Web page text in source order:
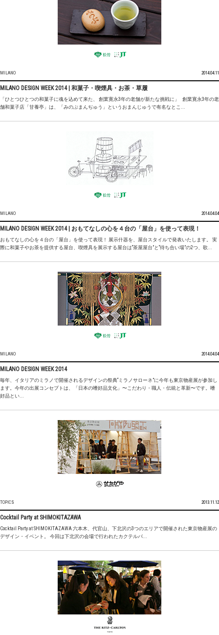
MILANO 2014.04.11
MILANO DESIGN WEEK 2014 | 和菓子・喫煙具・お茶・草履
「ひとつひとつの和菓子に魂を込めて来た、 創業寛永3年の老舗が新たな挑戦に」 創業寛永3年の老
舗和菓子店「甘養亭」は、「みのぶまんぢゅう」というおまんじゅうで有名なとこ...
MILANO 2014.04.04
MILANO DESIGN WEEK 2014 | おもてなしの心を４台の「屋台」を使って表現！
おもてなしの心を４台の「屋台」を使って表現！ 展示什器を、屋台スタイルで発表いたします。 実
際に和菓子やお茶を提供する屋台、喫煙具を展示する屋台は“茶屋屋台”と“待ち合い場”の2つ、歌...
MILANO 2014.04.04
MILANO DESIGN WEEK 2014
毎年、イタリアのミラノで開催されるデザインの祭典“ミラノサローネ”に今年も東京物産展が参加し
ます。今年の出展コンセプトは、「日本の嗜好品文化」〜こだわり・職人・伝統と革新〜です。嗜
好品とい...
TOPICS 2013.11.12
Cocktail Party at SHIMOKITAZAWA
Cocktail Party at SHIMOKITAZAWA 六本木、代官山、下北沢の3つのエリアで開催された東京物産展の
デザイン・イベント。 今回は下北沢の会場で行われたカクテルパ...